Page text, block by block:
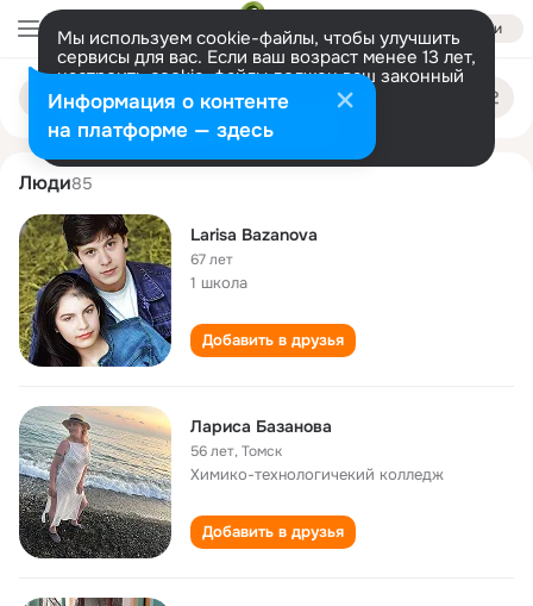
Войти
Мы используем cookie-файлы, чтобы улучшить
сервисы для вас. Если ваш возраст менее 13 лет,
настроить cookie-файлы должен ваш законный
представитель. Больше информации
Разрешить все Настроить
Поиск
людям
larisa bazanova
Люди85
Larisa Bazanova
67 лет
1 школа
Добавить в друзья
Лариса Базанова
56 лет,Томск
Химико-технологичекий колледж
Добавить в друзья
Информация о контенте
на платформе — здесь